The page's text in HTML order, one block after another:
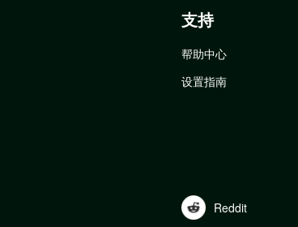
支持
帮助中心
设置指南
Reddit